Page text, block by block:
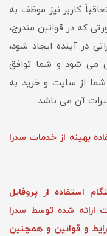
کاربر نیز موظف به
که در قوانین مندرج،
در آینده ایجاد شود،
می شود و شما توافق
از سایت و خرید به
آن می باشد .
بهینه از خدمات سدرا
استفاده از پروفایل
شده توسط سدرا
و قوانین و همچنین